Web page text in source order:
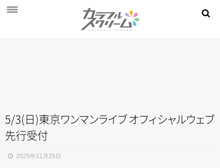
MOVIE
AUDITION
STORE
5/3(日)東京ワンマンライブ オフィシャルウェブ
先行受付
2025年11月25日